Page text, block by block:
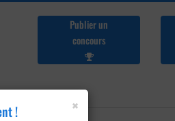
Publier un
concours
×
!